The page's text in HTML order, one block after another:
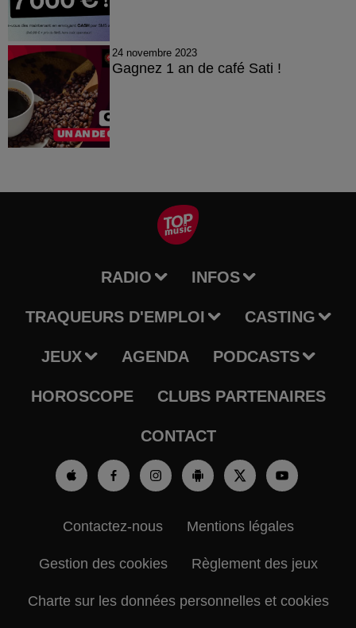
24 novembre 2023
Gagnez 1 an de café Sati !
RADIO INFOS
TRAQUEURS D'EMPLOI CASTING
JEUX AGENDA PODCASTS
HOROSCOPE CLUBS PARTENAIRES
CONTACT
Contactez-nous Mentions légales
Gestion des cookies Règlement des jeux
Charte sur les données personnelles et cookies